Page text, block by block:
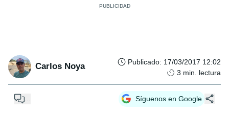
Carlos Noya Publicado: 17/03/2017 12:02
3 min. lectura
Síguenos en Google